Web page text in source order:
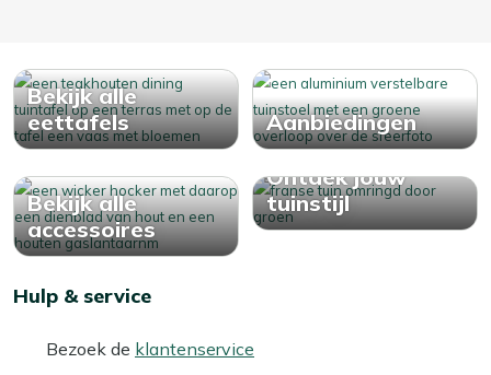
Bekijk alle
eettafels
Aanbiedingen
Bekijk alle
accessoires
Ontdek jouw
tuinstijl
Hulp & service
Bezoek de klantenservice